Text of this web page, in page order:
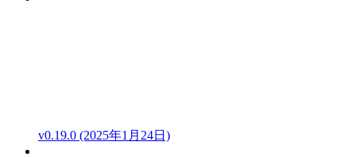
v0.19.0 (2025年1月24日)